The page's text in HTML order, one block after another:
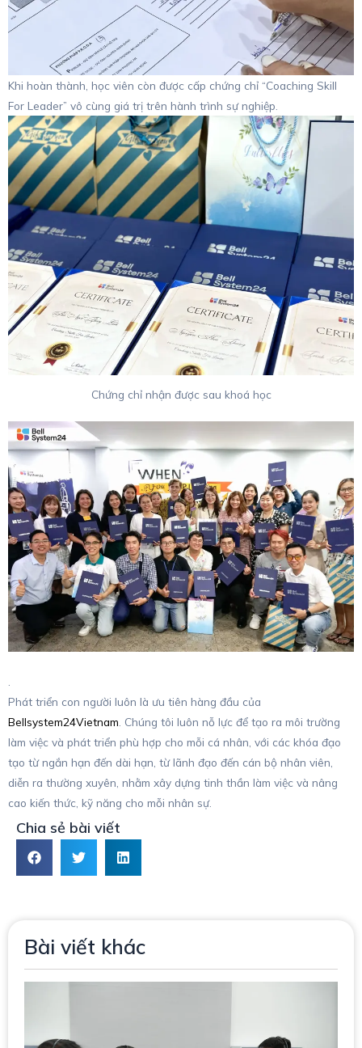
Khi hoàn thành, học viên còn được cấp chứng chỉ “Coaching Skill
For Leader” vô cùng giá trị trên hành trình sự nghiệp.
Chứng chỉ nhận được sau khoá học
Phát triển con người luôn là ưu tiên hàng đầu của
Bellsystem24Vietnam . Chúng tôi luôn nỗ lực để tạo ra môi trường
làm việc và phát triển phù hợp cho mỗi cá nhân, với các khóa đạo
tạo từ ngắn hạn đến dài hạn, từ lãnh đạo đến cán bộ nhân viên,
diễn ra thường xuyên, nhằm xây dựng tinh thần làm việc và nâng
cao kiến thức, kỹ năng cho mỗi nhân sự.
Chia sẻ bài viết
Bài viết khác